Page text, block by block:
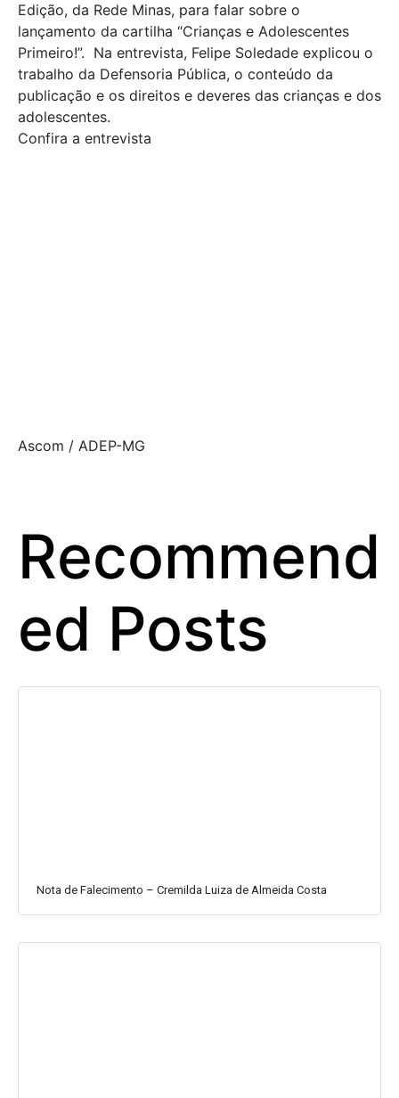
Edição, da Rede Minas, para falar sobre o
lançamento da cartilha “Crianças e Adolescentes
Primeiro!”. Na entrevista, Felipe Soledade explicou o
trabalho da Defensoria Pública, o conteúdo da
publicação e os direitos e deveres das crianças e dos
adolescentes.
Confira a entrevista
Ascom / ADEP-MG
Recommend
ed Posts
Nota de Falecimento – Cremilda Luiza de Almeida Costa